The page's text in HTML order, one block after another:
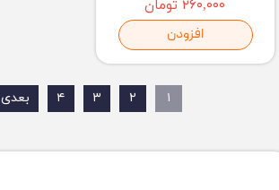
۲۶۰,۰۰۰ تومان
افزودن
۱ ۲ ۳ ۴ بعدی